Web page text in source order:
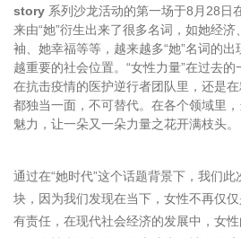
story 系列沙龙活动的第一场于8月28日
来由“她”衍生出来了很多名词，如她经
袖、她幸福等等，越来越多“她”名词的出
越重要的社会位置。“女性力量”在过去
在抗击疫情的医护逆行者团队里，还是
都独当一面，不可替代。在各个领域里
魅力，让一朵又一朵力量之花开满枝头。
通过在“她时代”这个话题背景下，我们
块，因为我们发现在当下，女性不再仅
有责任，在现代社会经济的发展中，女